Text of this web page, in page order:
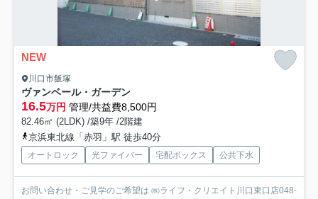
NEW
川口市飯塚
ヴァンベール・ガーデン
16.5万円 管理/共益費8,500円
82.46㎡ (2LDK) /築9年 /2階建
京浜東北線「赤羽」駅 徒歩40分
オートロック 光ファイバー 宅配ボックス 公共下水
お問い合わせ・ご見学のご希望は ㈱ライフ・クリエイト川口東口店048-